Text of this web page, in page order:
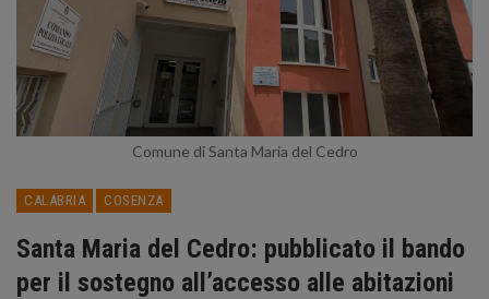
Comune di Santa Maria del Cedro
CALABRIA COSENZA
Santa Maria del Cedro: pubblicato il bando
per il sostegno all’accesso alle abitazioni